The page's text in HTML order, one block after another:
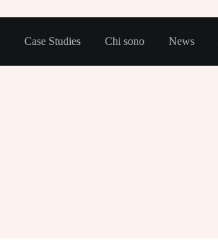
Case Studies Chi sono News